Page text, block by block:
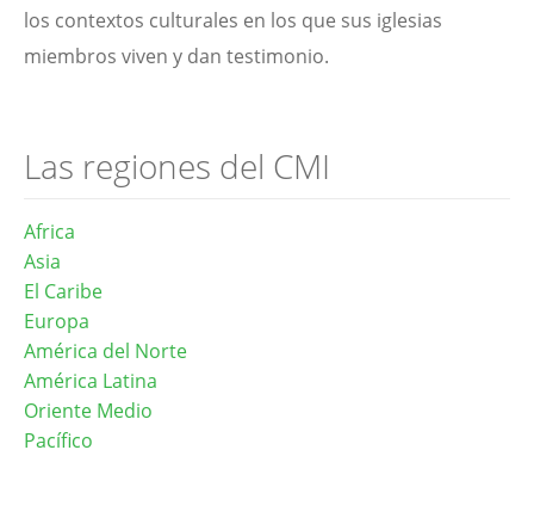
los contextos culturales en los que sus iglesias
miembros viven y dan testimonio.
Las regiones del CMI
Africa
Asia
El Caribe
Europa
América del Norte
América Latina
Oriente Medio
Pacífico